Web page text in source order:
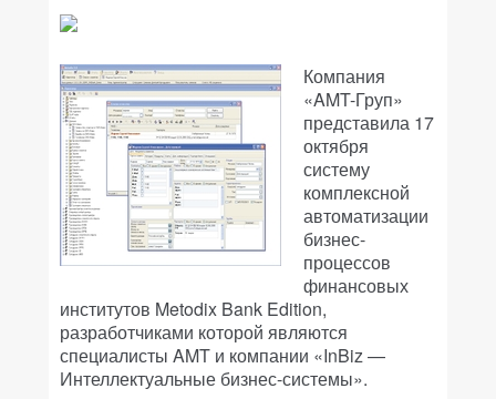
Компания
«AMT-Груп»
представила 17
октября
систему
комплексной
автоматизации
бизнес-
процессов
финансовых
институтов Metodix Bank Edition,
разработчиками которой являются
специалисты AMT и компании «InBiz —
Интеллектуальные бизнес-системы».